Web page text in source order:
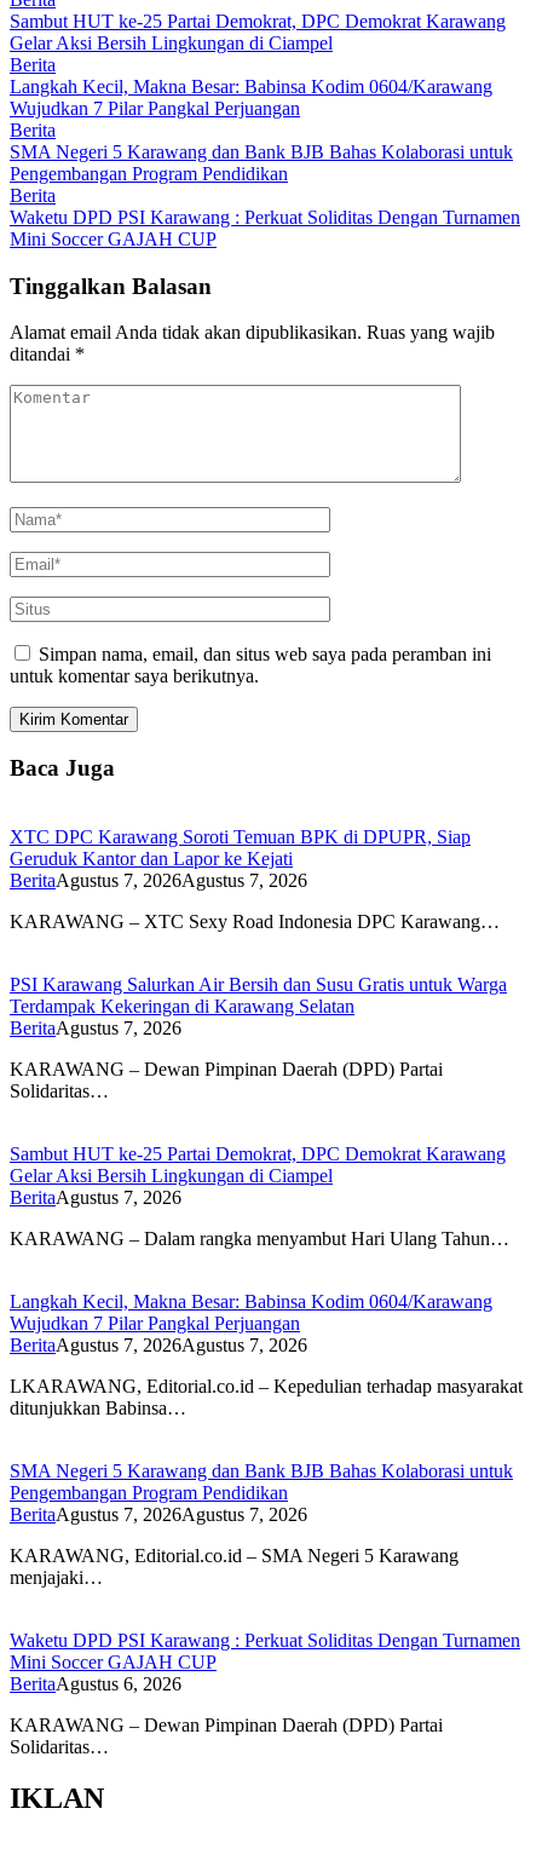
Sambut HUT ke-25 Partai Demokrat, DPC Demokrat Karawang
Gelar Aksi Bersih Lingkungan di Ciampel
Berita
Langkah Kecil, Makna Besar: Babinsa Kodim 0604/Karawang
Wujudkan 7 Pilar Pangkal Perjuangan
Berita
SMA Negeri 5 Karawang dan Bank BJB Bahas Kolaborasi untuk
Pengembangan Program Pendidikan
Berita
Waketu DPD PSI Karawang : Perkuat Soliditas Dengan Turnamen
Mini Soccer GAJAH CUP
Tinggalkan Balasan
Alamat email Anda tidak akan dipublikasikan. Ruas yang wajib
ditandai *
Simpan nama, email, dan situs web saya pada peramban ini
untuk komentar saya berikutnya.
Baca Juga
XTC DPC Karawang Soroti Temuan BPK di DPUPR, Siap
Geruduk Kantor dan Lapor ke Kejati
BeritaAgustus 7, 2026Agustus 7, 2026
KARAWANG – XTC Sexy Road Indonesia DPC Karawang…
PSI Karawang Salurkan Air Bersih dan Susu Gratis untuk Warga
Terdampak Kekeringan di Karawang Selatan
BeritaAgustus 7, 2026
KARAWANG – Dewan Pimpinan Daerah (DPD) Partai
Solidaritas…
Sambut HUT ke-25 Partai Demokrat, DPC Demokrat Karawang
Gelar Aksi Bersih Lingkungan di Ciampel
BeritaAgustus 7, 2026
KARAWANG – Dalam rangka menyambut Hari Ulang Tahun…
Langkah Kecil, Makna Besar: Babinsa Kodim 0604/Karawang
Wujudkan 7 Pilar Pangkal Perjuangan
BeritaAgustus 7, 2026Agustus 7, 2026
LKARAWANG, Editorial.co.id – Kepedulian terhadap masyarakat
ditunjukkan Babinsa…
SMA Negeri 5 Karawang dan Bank BJB Bahas Kolaborasi untuk
Pengembangan Program Pendidikan
BeritaAgustus 7, 2026Agustus 7, 2026
KARAWANG, Editorial.co.id – SMA Negeri 5 Karawang
menjajaki…
Waketu DPD PSI Karawang : Perkuat Soliditas Dengan Turnamen
Mini Soccer GAJAH CUP
BeritaAgustus 6, 2026
KARAWANG – Dewan Pimpinan Daerah (DPD) Partai
Solidaritas…
IKLAN